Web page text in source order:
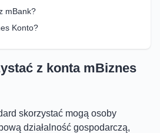
mBank?
Konto?
z konta mBiznes
skorzystać mogą osoby
działalność gospodarczą,